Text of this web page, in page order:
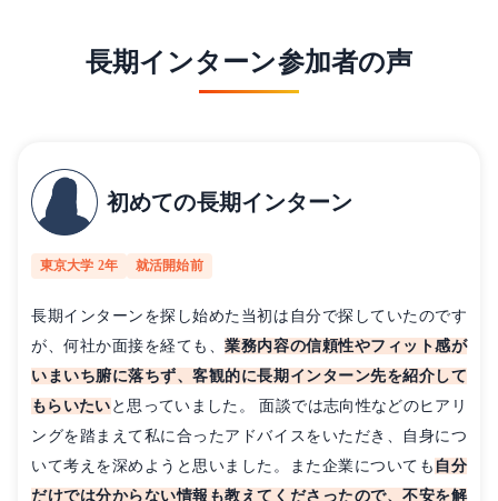
長期インターン参加者の声
初めての長期インターン
東京大学 2年 就活開始前
長期インターンを探し始めた当初は自分で探していたのです
が、何社か面接を経ても、業務内容の信頼性やフィット感が
いまいち腑に落ちず、客観的に長期インターン先を紹介して
もらいたい と思っていました。 面談では志向性などのヒアリ
ングを踏まえて私に合ったアドバイスをいただき、自身につ
いて考えを深めようと思いました。また企業についても 自分
だけでは分からない情報も教えてくださったので、不安を解